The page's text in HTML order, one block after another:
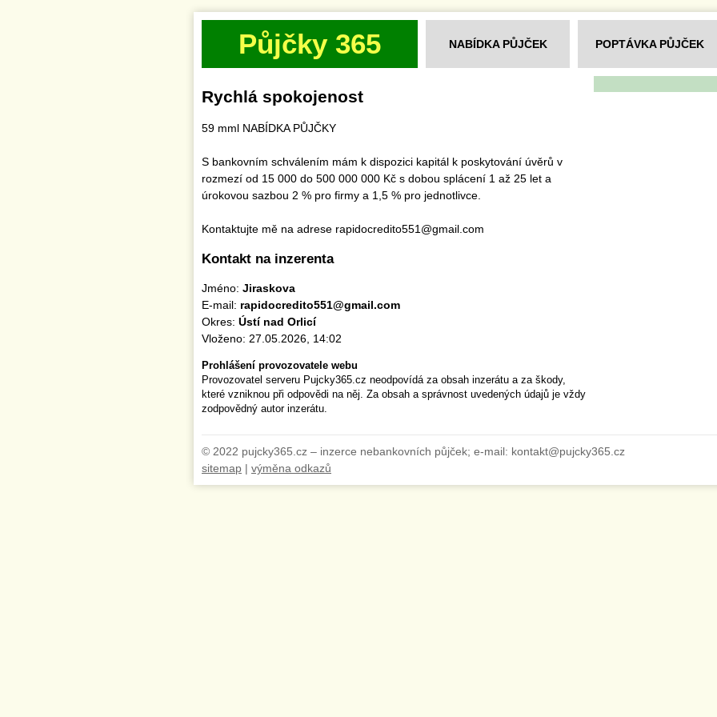
Půjčky 365 NABÍDKA PŮJČEK POPTÁVKA PŮJČEK
Rychlá spokojenost
59 mml NABÍDKA PŮJČKY
S bankovním schválením mám k dispozici kapitál k poskytování úvěrů v
rozmezí od 15 000 do 500 000 000 Kč s dobou splácení 1 až 25 let a
úrokovou sazbou 2 % pro firmy a 1,5 % pro jednotlivce.
Kontaktujte mě na adrese rapidocredito551@gmail.com
Kontakt na inzerenta
Jméno: Jiraskova
E-mail: rapidocredito551@gmail.com
Okres: Ústí nad Orlicí
Vloženo: 27.05.2026, 14:02
Prohlášení provozovatele webu
Provozovatel serveru Pujcky365.cz neodpovídá za obsah inzerátu a za škody,
které vzniknou při odpovědi na něj. Za obsah a správnost uvedených údajů je vždy
zodpovědný autor inzerátu.
© 2022 pujcky365.cz – inzerce nebankovních půjček; e-mail: kontakt@pujcky365.cz
sitemap | výměna odkazů